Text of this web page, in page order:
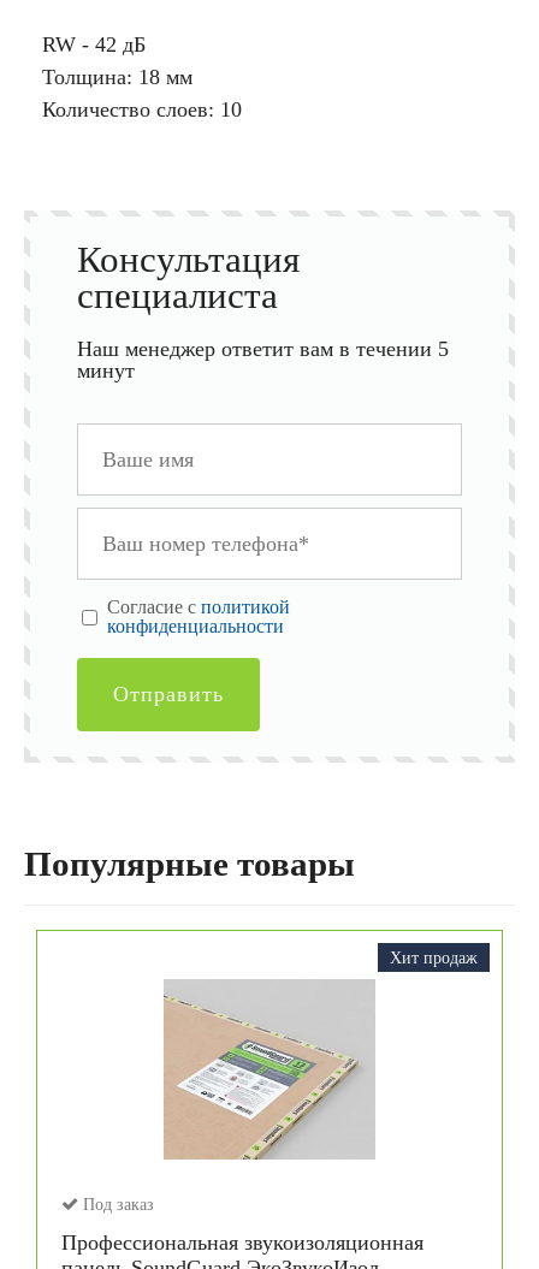
RW - 42 дБ
Толщина: 18 мм
Количество слоев: 10
Консультация
специалиста
Наш менеджер ответит вам в течении 5
минут
Cогласие сполитикой
конфиденциальности
Отправить
Популярные товары
Хит продаж
Под заказ
Профессиональная звукоизоляционная